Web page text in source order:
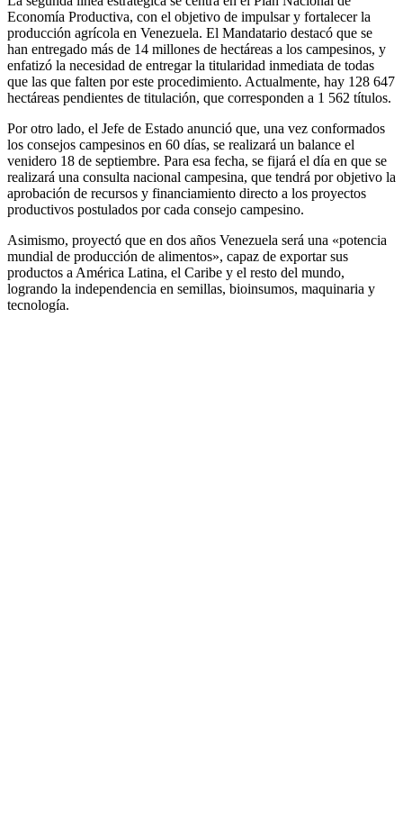
Economía Productiva, con el objetivo de impulsar y fortalecer la
producción agrícola en Venezuela. El Mandatario destacó que se
han entregado más de 14 millones de hectáreas a los campesinos, y
enfatizó la necesidad de entregar la titularidad inmediata de todas
que las que falten por este procedimiento. Actualmente, hay 128 647
hectáreas pendientes de titulación, que corresponden a 1 562 títulos.
Por otro lado, el Jefe de Estado anunció que, una vez conformados
los consejos campesinos en 60 días, se realizará un balance el
venidero 18 de septiembre. Para esa fecha, se fijará el día en que se
realizará una consulta nacional campesina, que tendrá por objetivo la
aprobación de recursos y financiamiento directo a los proyectos
productivos postulados por cada consejo campesino.
Asimismo, proyectó que en dos años Venezuela será una «potencia
mundial de producción de alimentos», capaz de exportar sus
productos a América Latina, el Caribe y el resto del mundo,
logrando la independencia en semillas, bioinsumos, maquinaria y
tecnología.